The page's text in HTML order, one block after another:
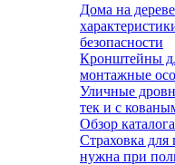
Дома на
безопасности
Кронштейны
монтажные
Уличные
тек и с
Обзор
Страховка для
нужна при